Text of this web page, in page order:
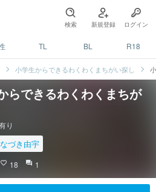
検索 新規登録 ログイン
TL BL R18
小学生からできるわくわくまちがい探し
らできるわくわくまちが
り
づき由宇
favorite_border 18 question_answer 1